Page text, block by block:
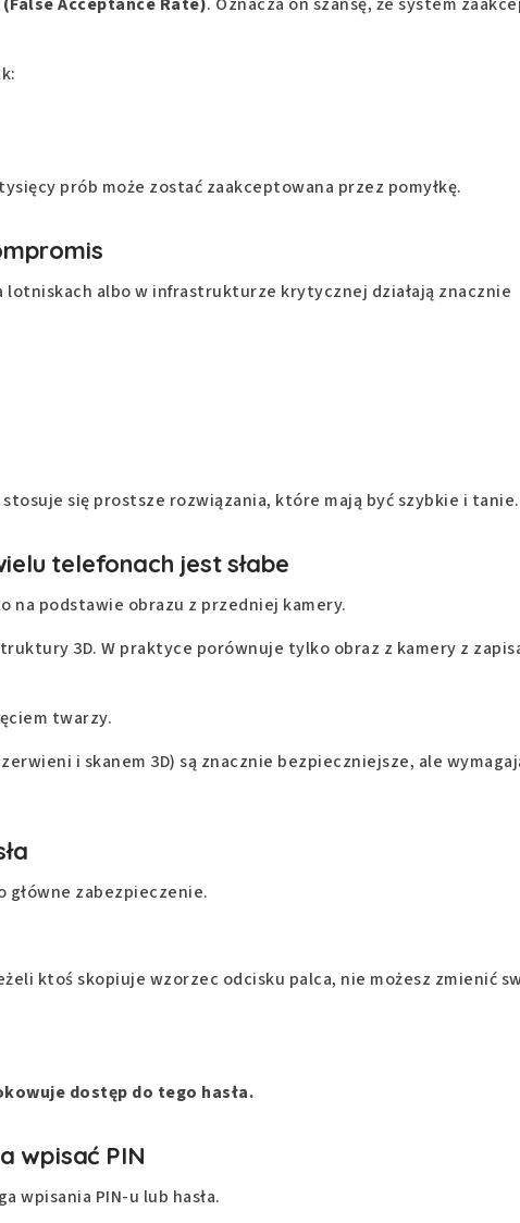
prób może zostać zaakceptowana przez pomyłkę.
albo w infrastrukturze krytycznej działają znacznie
się prostsze rozwiązania, które mają być szybkie i tanie.
telefonach jest słabe
na podstawie obrazu z przedniej kamery.
3D. W praktyce porównuje tylko obraz z kamery z
twarzy.
i skanem 3D) są znacznie bezpieczniejsze, ale
zabezpieczenie.
ktoś skopiuje wzorzec odcisku palca, nie możesz zmienić
dostęp do tego hasła.
wpisać PIN
wpisania PIN-u lub hasła.